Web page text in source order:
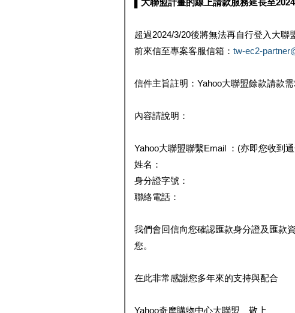
▌大聯盟計畫的線上請款服務延長至
超過2024/3/20後將無法再自行登入大聯
前來信至專案客服信箱： tw-ec2-
信件主旨註明：Yahoo大聯盟餘款請款
內容請說明：
Yahoo大聯盟聯繫Email ：(亦即您收到
姓名：
身分證字號：
聯絡電話：
我們會回信向您確認匯款身分證及匯款
您。
在此非常感謝您多年來的支持與配合
Yahoo奇摩購物中心大聯盟 敬上